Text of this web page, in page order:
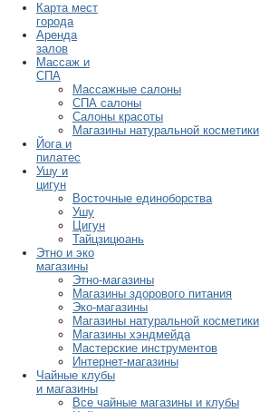
Карта мест
города
Аренда
залов
Массаж и
СПА
Массажные салоны
СПА салоны
Салоны красоты
Магазины натуральной косметики
Йога и
пилатес
Ушу и
цигун
Восточные единоборства
Ушу
Цигун
Тайцзицюань
Этно и эко
магазины
Этно-магазины
Магазины здорового питания
Эко-магазины
Магазины натуральной косметики
Магазины хэндмейда
Мастерские инструментов
Интернет-магазины
Чайные клубы
и магазины
Все чайные магазины и клубы